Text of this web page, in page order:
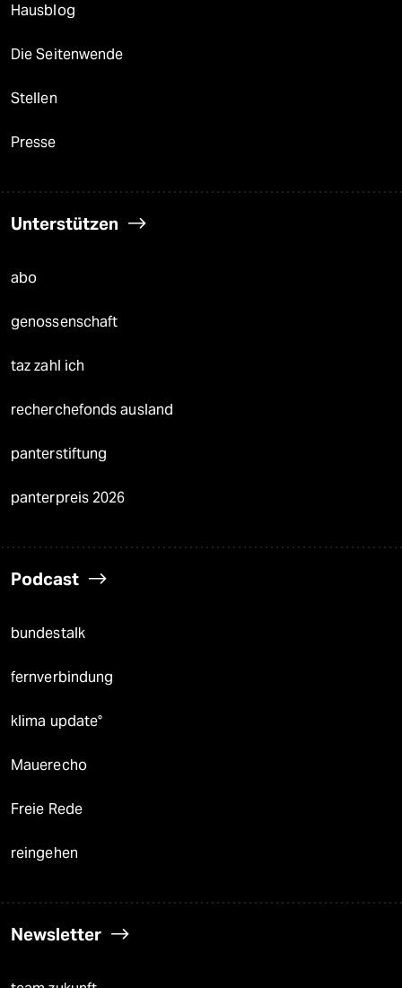
Hausblog
Die Seitenwende
Stellen
Presse
Unterstützen
abo
genossenschaft
taz zahl ich
recherchefonds ausland
panterstiftung
panterpreis 2026
Podcast
bundestalk
fernverbindung
klima update°
Mauerecho
Freie Rede
reingehen
Newsletter